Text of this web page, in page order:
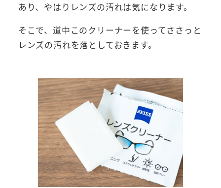
あり、やはりレンズの汚れは気になります。
そこで、道中このクリーナーを使ってささっと
レンズの汚れを落としておきます。